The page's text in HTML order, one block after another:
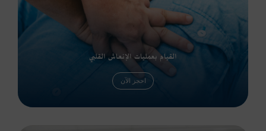
القيام بعمليات الإنعاش القلبي
احجز الآن